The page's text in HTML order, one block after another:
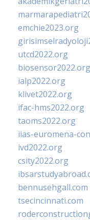
emchie2023.org
utcd2022.org
biosensor2022.org
ialp2022.org
klivet2022.org
ifac-hms2022.org
taoms2022.org
iias-euromena-
ivd2022.org
csity2022.org
bennusehgall.com
tsecincinnati.com